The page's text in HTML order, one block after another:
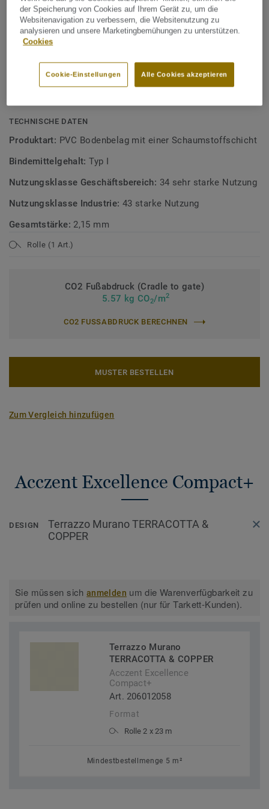
Heterogene Bodenbeläge
XXL-Formate, 2x6 m, kein Rapport
27% recycelter Inhalt
100% recycelbar
100% phthalatfrei
TECHNISCHE DATEN
Produktart: PVC Bodenbelag mit einer Schaumstoffschicht
Bindemittelgehalt:Typ I
Nutzungsklasse Geschäftsbereich: 34 sehr starke Nutzung
Nutzungsklasse Industrie: 43 starke Nutzung
Gesamtstärke: 2,15 mm
Rolle (1 Art.)
CO2 Fußabdruck (Cradle to gate)
5.57 kg CO2/m2
CO2 FUSSABDRUCK BERECHNEN
MUSTER BESTELLEN
Zum Vergleich hinzufügen
Acczent Excellence Compact+
DESIGN
Terrazzo Murano TERRACOTTA &
COPPER
Sie müssen sichanmelden um die Warenverfügbarkeit zu
prüfen und online zu bestellen (nur für Tarkett-Kunden).
Terrazzo Murano
TERRACOTTA & COPPER
Acczent Excellence
Compact+
Art. 206012058
Format
Rolle 2 x 23 m
Mindestbestellmenge 5 m²
der Speicherung von Cookies auf Ihrem Gerät zu, um die
Websitenavigation zu verbessern, die Websitenutzung zu
analysieren und unsere Marketingbemühungen zu unterstützen.
Cookies
Alle Cookies akzeptieren
Cookie-Einstellungen